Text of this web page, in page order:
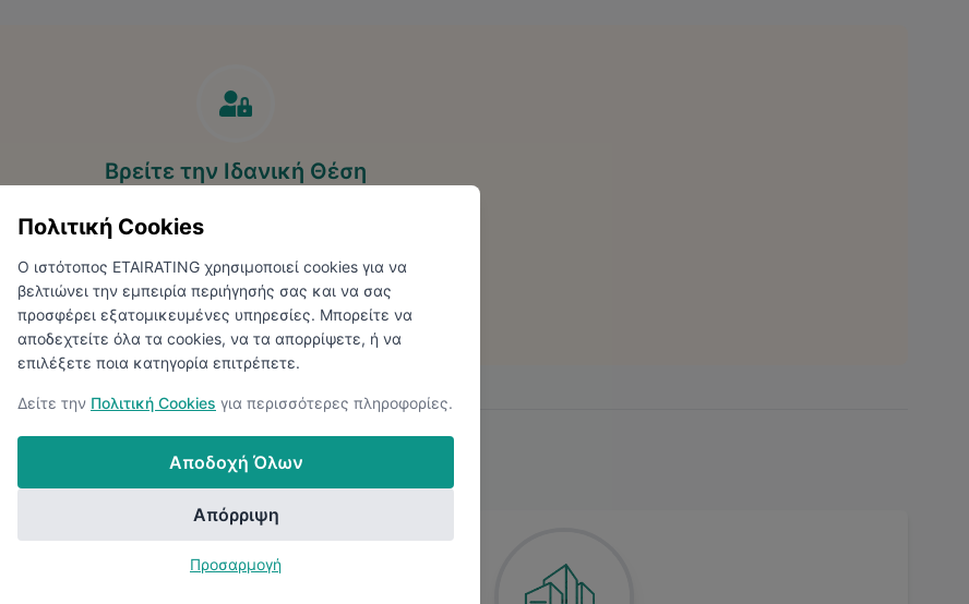
Βρείτε την Ιδανική Θέση
προφίλ σας. Συνδεθείτε για να δείτε παρόμοιες αγγελίες.
Προβολή Παρόμοιων Θέσεων
Πολιτική Cookies
Ο ιστότοπος ETAIRATING χρησιμοποιεί cookies για να
βελτιώνει την εμπειρία περιήγησής σας και να σας
προσφέρει εξατομικευμένες υπηρεσίες. Μπορείτε να
αποδεχτείτε όλα τα cookies, να τα απορρίψετε, ή να
επιλέξετε ποια κατηγορία επιτρέπετε.
Δείτε την Πολιτική Cookies για περισσότερες πληροφορίες.
Αποδοχή Όλων
Απόρριψη
Προσαρμογή